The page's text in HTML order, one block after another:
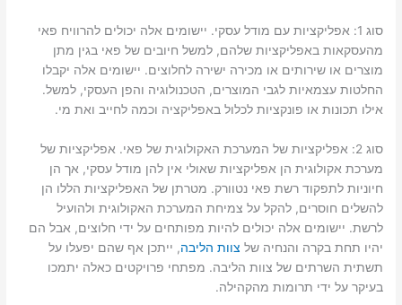
סוג 1: אפליקציות עם מודל עסקי. יישומים אלה יכולים להרוויח פאי
מהעסקאות באפליקציות שלהם, למשל חיובים של פאי בגין מתן
מוצרים או שירותים או מכירה ישירה לחלוצים. יישומים אלה יקבלו
החלטות עצמאיות לגבי המוצרים, הטכנולוגיה והפן העסקי, למשל.
אילו תכונות או פונקציות לכלול באפליקציה וכמה לחייב ואת מי.
סוג 2: אפליקציות של המערכת האקולוגית של פאי. אפליקציות של
מערכת אקולוגית הן אפליקציות שאולי אין להן מודל עסקי, אך הן
חיוניות לתפקוד רשת פאי נטוורק. מטרתן של האפליקציות הללו הן
להשלים חוסרים, להקל על צמיחת המערכת האקולוגית ולהועיל
לרשת. יישומים אלה יכולים להיות מפותחים על ידי חלוצים, אבל הם
יהיו תחת בקרה והנחיה של צוות הליבה, ייתכן אף שהם יפעלו על
תשתית השרתים של צוות הליבה. מפתחי פרויקטים כאלה יתמכו
בעיקר על ידי תרומות מהקהילה.